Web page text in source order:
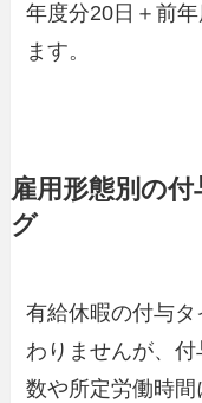
年度分20日＋前
ます。
雇用形態別の
グ
有給休暇の付与
わりませんが、
数や所定労働時